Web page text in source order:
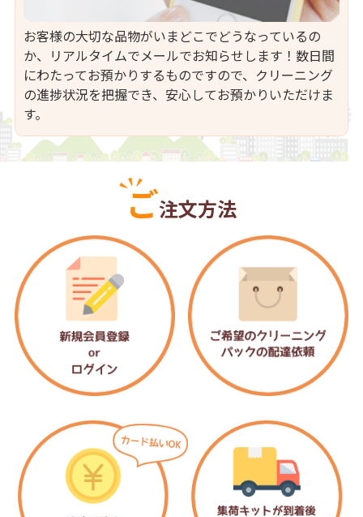
お客様の大切な品物がいまどこでどうなっているの
か、リアルタイムでメールでお知らせします！数日間
にわたってお預かりするものですので、クリーニング
の進捗状況を把握でき、安心してお預かりいただけま
す。
ご注文方法